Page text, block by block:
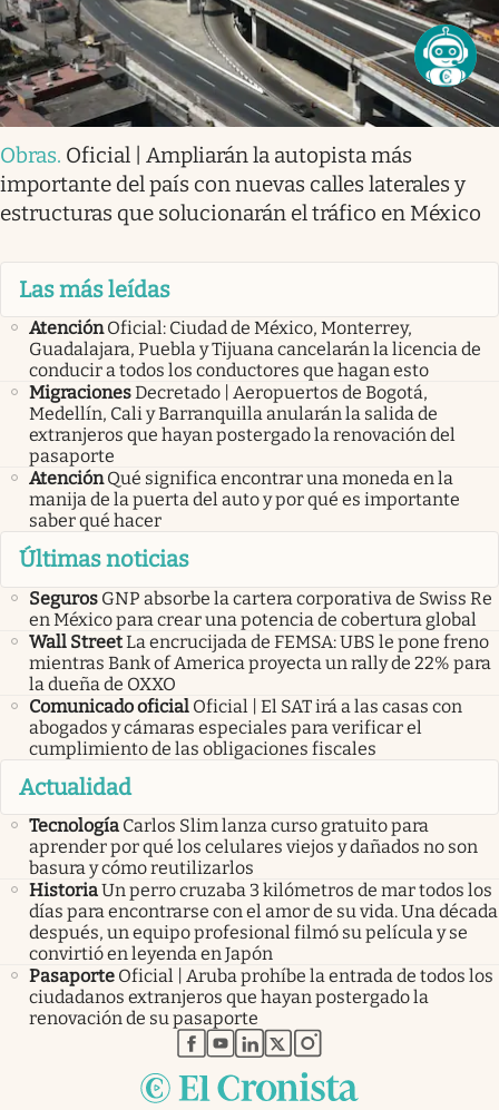
Obras. Oficial | Ampliarán la autopista más
importante del país con nuevas calles laterales y
estructuras que solucionarán el tráfico en México
Las más leídas
Atención Oficial: Ciudad de México, Monterrey,
Guadalajara, Puebla y Tijuana cancelarán la licencia de
conducir a todos los conductores que hagan esto
MigracionesDecretado | Aeropuertos de Bogotá,
Medellín, Cali y Barranquilla anularán la salida de
extranjeros que hayan postergado la renovación del
pasaporte
Atención Qué significa encontrar una moneda en la
manija de la puerta del auto y por qué es importante
saber qué hacer
Últimas noticias
Seguros GNP absorbe la cartera corporativa de Swiss Re
en México para crear una potencia de cobertura global
Wall StreetLa encrucijada de FEMSA: UBS le pone freno
mientras Bank of America proyecta un rally de 22% para
la dueña de OXXO
Comunicado oficial Oficial | El SAT irá a las casas con
abogados y cámaras especiales para verificar el
cumplimiento de las obligaciones fiscales
Actualidad
Tecnología Carlos Slim lanza curso gratuito para
aprender por qué los celulares viejos y dañados no son
basura y cómo reutilizarlos
HistoriaUn perro cruzaba 3 kilómetros de mar todos los
días para encontrarse con el amor de su vida. Una década
después, un equipo profesional filmó su película y se
convirtió en leyenda en Japón
Pasaporte Oficial | Aruba prohíbe la entrada de todos los
ciudadanos extranjeros que hayan postergado la
renovación de su pasaporte
abre en nueva pestaña
abre en nueva pestaña
abre en nueva pestaña
abre en nueva pestaña
abre en nueva pestaña